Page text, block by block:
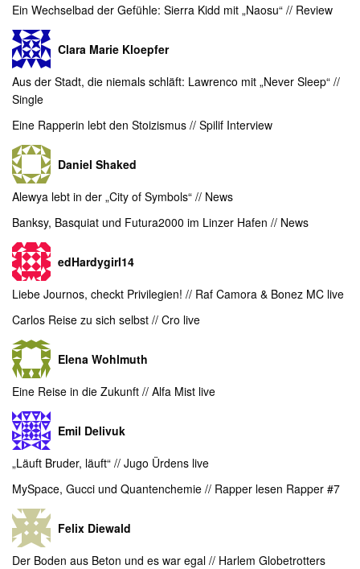
Ein Wechselbad der Gefühle: Sierra Kidd mit „Naosu“ // Review
Clara Marie Kloepfer
Aus der Stadt, die niemals schläft: Lawrenco mit „Never Sleep“ //
Single
Eine Rapperin lebt den Stoizismus // Spilif Interview
Daniel Shaked
Alewya lebt in der „City of Symbols“ // News
Banksy, Basquiat und Futura2000 im Linzer Hafen // News
edHardygirl14
Liebe Journos, checkt Privilegien! // Raf Camora & Bonez MC live
Carlos Reise zu sich selbst // Cro live
Elena Wohlmuth
Eine Reise in die Zukunft // Alfa Mist live
Emil Delivuk
„Läuft Bruder, läuft“ // Jugo Ürdens live
MySpace, Gucci und Quantenchemie // Rapper lesen Rapper #7
Felix Diewald
Der Boden aus Beton und es war egal // Harlem Globetrotters